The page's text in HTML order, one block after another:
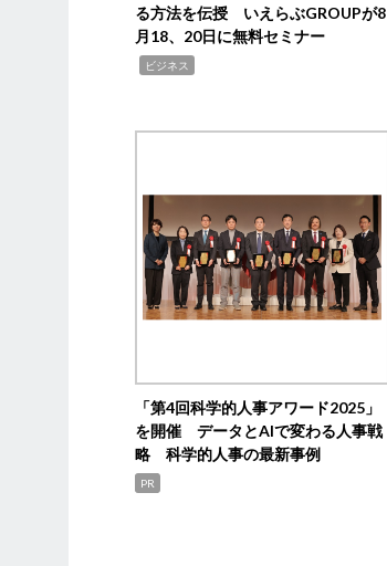
る方法を伝授 いえらぶGROUPが8
月18、20日に無料セミナー
ビジネス
「第4回科学的人事アワード2025」
を開催 データとAIで変わる人事戦
略 科学的人事の最新事例
PR